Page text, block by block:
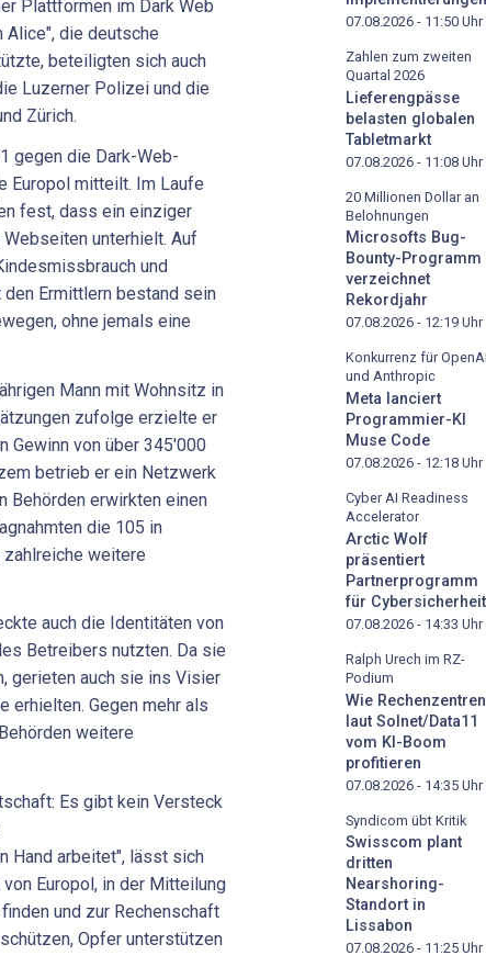
Plattformen im Dark Web
Alice", die deutsche
beteiligten sich auch
Luzerner Polizei und die
Zürich.
gegen die Dark-Web-
Europol mitteilt. Im Laufe
fest, dass ein einziger
unterhielt. Auf
und
Ermittlern bestand sein
ohne jemals eine
Mann mit Wohnsitz in
zufolge erzielte er
Gewinn von über 345'000
betrieb er ein Netzwerk
Behörden erwirkten einen
die 105 in
weitere
auch die Identitäten von
Betreibers nutzten. Da sie
gerieten auch sie ins Visier
erhielten. Gegen mehr als
weitere
Es gibt kein Versteck
Hand arbeitet", lässt sich
Europol, in der Mitteilung
und zur Rechenschaft
Opfer unterstützen
07.08.2026 - 11:50 Uhr
Zahlen zum zweiten
Quartal 2026
Lieferengpässe
belasten globalen
Tabletmarkt
07.08.2026 - 11:08 Uhr
20 Millionen Dollar an
Belohnungen
Microsofts Bug-
Bounty-Programm
verzeichnet
Rekordjahr
07.08.2026 - 12:19 Uhr
Konkurrenz für OpenAI
und Anthropic
Meta lanciert
Programmier-KI
Muse Code
07.08.2026 - 12:18 Uhr
Cyber AI Readiness
Accelerator
Arctic Wolf
präsentiert
Partnerprogramm
für Cybersicherheit
07.08.2026 - 14:33 Uhr
Ralph Urech im RZ-
Podium
Wie Rechenzentren
laut Solnet/Data11
vom KI-Boom
profitieren
07.08.2026 - 14:35 Uhr
Syndicom übt Kritik
Swisscom plant
dritten
Nearshoring-
Standort in
Lissabon
07.08.2026 - 11:25 Uhr